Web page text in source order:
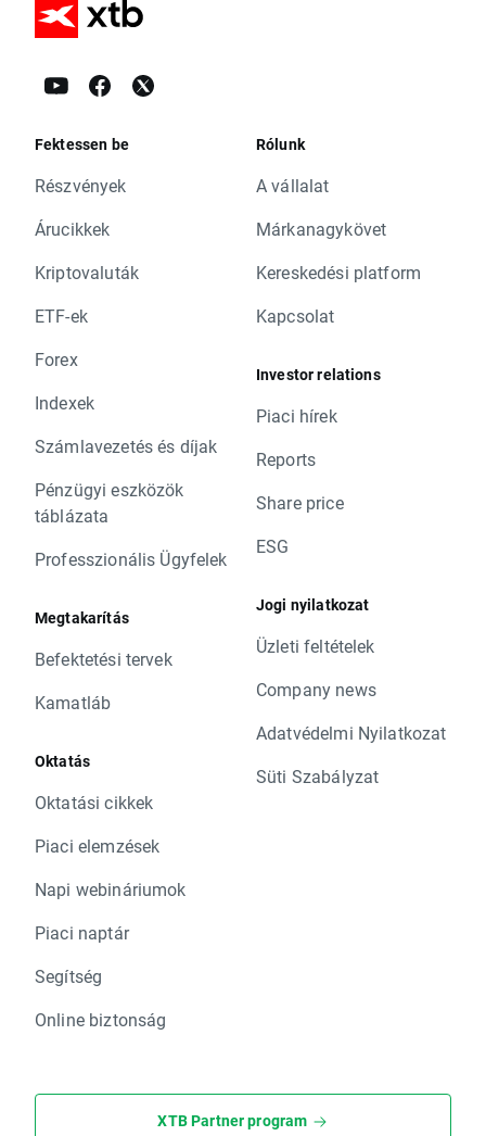
Fektessen be
Részvények
Árucikkek
Kriptovaluták
ETF-ek
Forex
Indexek
Számlavezetés és díjak
Pénzügyi eszközök
táblázata
Professzionális Ügyfelek
Megtakarítás
Befektetési tervek
Kamatláb
Oktatás
Oktatási cikkek
Piaci elemzések
Napi webináriumok
Piaci naptár
Segítség
Online biztonság
Rólunk
A vállalat
Márkanagykövet
Kereskedési platform
Kapcsolat
Investor relations
Piaci hírek
Reports
Share price
ESG
Jogi nyilatkozat
Üzleti feltételek
Company news
Adatvédelmi Nyilatkozat
Süti Szabályzat
XTB Partner program